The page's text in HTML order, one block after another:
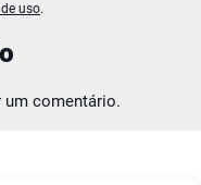
um comentário.
uso.